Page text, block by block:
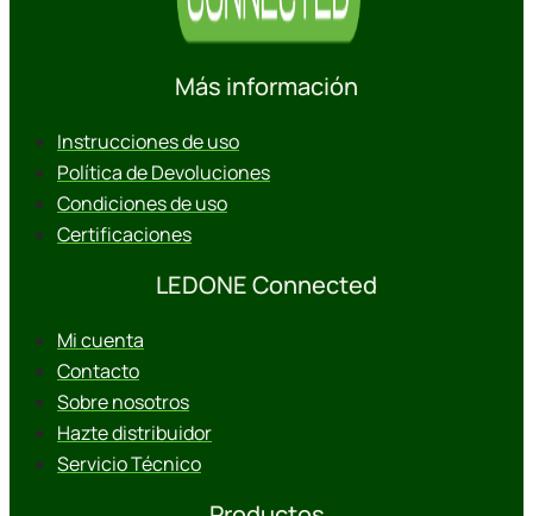
Más información
Instrucciones de uso
Política de Devoluciones
Condiciones de uso
Certificaciones
LEDONE Connected
Mi cuenta
Contacto
Sobre nosotros
Hazte distribuidor
Servicio Técnico